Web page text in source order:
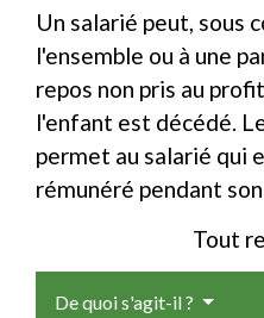
Un salarié peut, sous
l'ensemble ou à une
repos non pris au
l'enfant est décédé.
permet au salarié qui
rémunéré pendant
Tout
De quoi s'agit-il ?